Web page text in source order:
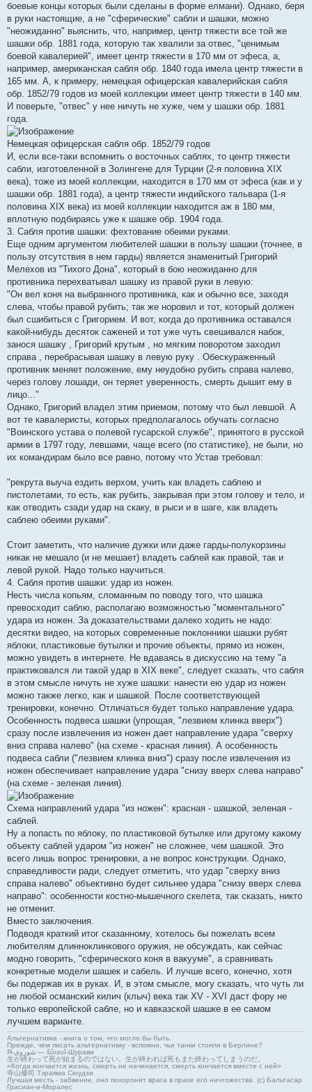
боевые концы которых были сделаны в форме елмани). Однако, беря
в руки настоящие, а не "сферические" сабли и шашки, можно
"неожиданно" выяснить, что, например, центр тяжести все той же
шашки обр. 1881 года, которую так хвалили за отвес, "ценимым
боевой кавалерией", имеет центр тяжести в 170 мм от эфеса, а,
например, американская сабля обр. 1840 года имела центр тяжести в
165 мм. А, к примеру, немецкая офицерская кавалерийская сабля
обр. 1852/79 годов из моей коллекции имеет центр тяжести в 140 мм.
И поверьте, "отвес" у нее ничуть не хуже, чем у шашки обр. 1881
года.
Немецкая офицерская сабля обр. 1852/79 годов
И, если все-таки вспомнить о восточных саблях, то центр тяжести
сабли, изготовленной в Золингене для Турции (2-я половина XIX
века), тоже из моей коллекции, находится в 170 мм от эфеса (как и у
шашки обр. 1881 года), а центр тяжести индийского тальвара (1-я
половина XIX века) из моей коллекции находится аж в 180 мм,
вплотную подбираясь уже к шашке обр. 1904 года.
3. Сабля против шашки: фехтование обеими руками.
Еще одним аргументом любителей шашки в пользу шашки (точнее, в
пользу отсутствия в нем гарды) является знаменитый Григорий
Мелехов из "Тихого Дона", который в бою неожиданно для
противника перехватывал шашку из правой руки в левую:
"Он вел коня на выбранного противника, как и обычно все, заходя
слева, чтобы правой рубить; так же норовил и тот, который должен
был сшибиться с Григорием. И вот, когда до противника оставался
какой-нибудь десяток саженей и тот уже чуть свешивался набок,
занося шашку , Григорий крутым , но мягким поворотом заходил
справа , перебрасывая шашку в левую руку . Обескураженный
противник меняет положение, ему неудобно рубить справа налево,
через голову лошади, он теряет уверенность, смерть дышит ему в
лицо..."
Однако, Григорий владел этим приемом, потому что был левшой. А
вот те кавалеристы, которых предполагалось обучать согласно
"Воинского устава о полевой гусарской службе", принятого в русской
армии в 1797 году, левшами, чаще всего (по статистике), не были, но
их командирам было все равно, потому что Устав требовал:
"рекрута выуча ездить верхом, учить как владеть саблею и
пистолетами, то есть, как рубить, закрывая при этом голову и тело, и
как отводить сзади удар на скаку, в рыси и в шаге, как владеть
саблею обеими руками".
Стоит заметить, что наличие дужки или даже гарды-полукорзины
никак не мешало (и не мешает) владеть саблей как правой, так и
левой рукой. Надо только научиться.
4. Сабля против шашки: удар из ножен.
Несть числа копьям, сломанным по поводу того, что шашка
превосходит саблю, располагаю возможностью "моментального"
удара из ножен. За доказательствами далеко ходить не надо:
десятки видео, на которых современные поклонники шашки рубят
яблоки, пластиковые бутылки и прочие объекты, прямо из ножен,
можно увидеть в интернете. Не вдаваясь в дискуссию на тему "а
практиковался ли такой удар в XIX веке", следует сказать, что сабля
в этом смысле ничуть не хуже шашки: нанести ею удар из ножен
можно также легко, как и шашкой. После соответствующей
тренировки, конечно. Отличаться будет только направление удара.
Особенность подвеса шашки (упрощая, "лезвием клинка вверх")
сразу после извлечения из ножен дает направление удара "сверху
вниз справа налево" (на схеме - красная линия). А особенность
подвеса сабли ("лезвием клинка вниз") сразу после извлечения из
ножен обеспечивает направление удара "снизу вверх слева направо"
(на схеме - зеленая линия).
Схема направлений удара "из ножен": красная - шашкой, зеленая -
саблей.
Ну а попасть по яблоку, по пластиковой бутылке или другому какому
объекту саблей ударом "из ножен" не сложнее, чем шашкой. Это
всего лишь вопрос тренировки, а не вопрос конструкции. Однако,
справедливости ради, следует отметить, что удар "сверху вниз
справа налево" объективно будет сильнее удара "снизу вверх слева
направо": особенности костно-мышечного скелета, так сказать, никто
не отменит.
Вместо заключения.
Подводя краткий итог сказанному, хотелось бы пожелать всем
любителям длинноклинкового оружия, не обсуждать, как сейчас
модно говорить, "сферического коня в вакууме", а сравнивать
конкретные модели шашек и сабель. И лучше всего, конечно, хотя
бы подержав их в руках. И, в этом смысле, могу сказать, что чуть ли
не любой османский килич (клыч) века так XV - XVI даст фору не
только европейской сабле, но и кавказской шашке в ее самом
лучшем варианте.
Альтернативка - книга о том, что могло бы быть.
Прежде, чем писать альтернативку - вспомни, чьи танки стояли в Берлине?
Я-شوروی — šûravî-Шурави
生が終わって死が始まるのではない。生が終われば死もまた終わってしまうのだ。
«Когда кончается жизнь, смерть не начинается, смерть кончается вместе с ней»
寺山修司 Тэраяма Сюудзи
Лучшая месть - забвение, оно похоронит врага в прахе его ничтожества. (с) Бальтасар
Грасиан-и-Моралес